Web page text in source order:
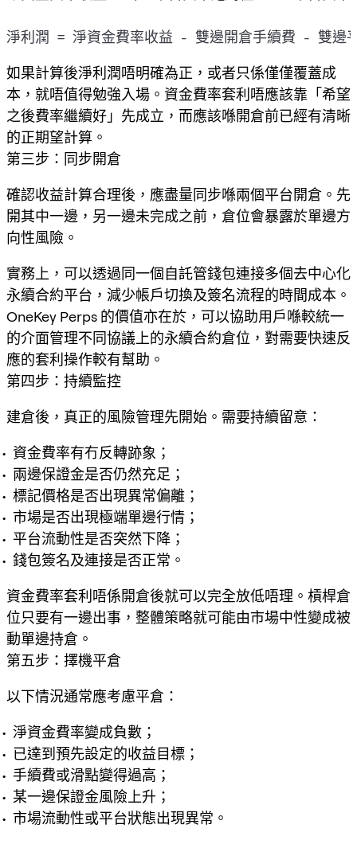
如果計算後淨利潤唔明確為正，或者只係僅僅覆蓋成
本，就唔值得勉強入場。資金費率套利唔應該靠「希望
之後費率繼續好」先成立，而應該喺開倉前已經有清晰
的正期望計算。
第三步：同步開倉
確認收益計算合理後，應盡量同步喺兩個平台開倉。先
開其中一邊，另一邊未完成之前，倉位會暴露於單邊方
向性風險。
實務上，可以透過同一個自託管錢包連接多個去中心化
永續合約平台，減少帳戶切換及簽名流程的時間成本。
OneKey Perps 的價值亦在於，可以協助用戶喺較統一
的介面管理不同協議上的永續合約倉位，對需要快速反
應的套利操作較有幫助。
第四步：持續監控
建倉後，真正的風險管理先開始。需要持續留意：
資金費率有冇反轉跡象；
兩邊保證金是否仍然充足；
標記價格是否出現異常偏離；
市場是否出現極端單邊行情；
平台流動性是否突然下降；
錢包簽名及連接是否正常。
資金費率套利唔係開倉後就可以完全放低唔理。槓桿倉
位只要有一邊出事，整體策略就可能由市場中性變成被
動單邊持倉。
第五步：擇機平倉
以下情況通常應考慮平倉：
淨資金費率變成負數；
已達到預先設定的收益目標；
手續費或滑點變得過高；
某一邊保證金風險上升；
市場流動性或平台狀態出現異常。